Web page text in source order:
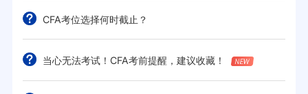
CFA考位选择何时截止？
当心无法考试！CFA考前提醒，建议收藏！